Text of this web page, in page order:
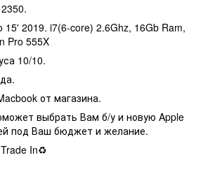
15' 2019. i7(6-core) 2.6Ghz, 16Gb Ram,
Pro 555X
10/10.
от магазина.
выбрать Вам б/у и новую Apple
под Ваш бюджет и желание.
In♻️